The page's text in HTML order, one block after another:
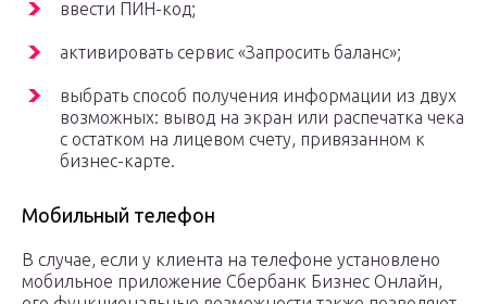
ввести ПИН-код;
активировать сервис «Запросить баланс»;
выбрать способ получения информации из двух
возможных: вывод на экран или распечатка чека
с остатком на лицевом счету, привязанном к
бизнес-карте.
Мобильный телефон
В случае, если у клиента на телефоне установлено
мобильное приложение Сбербанк Бизнес Онлайн,